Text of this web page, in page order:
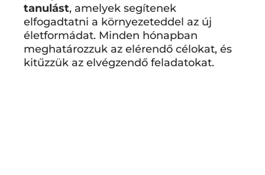
tanulást, amelyek segítenek
elfogadtatni a környezeteddel az új
életformádat. Minden hónapban
meghatározzuk az elérendő célokat, és
kitűzzük az elvégzendő feladatokat.